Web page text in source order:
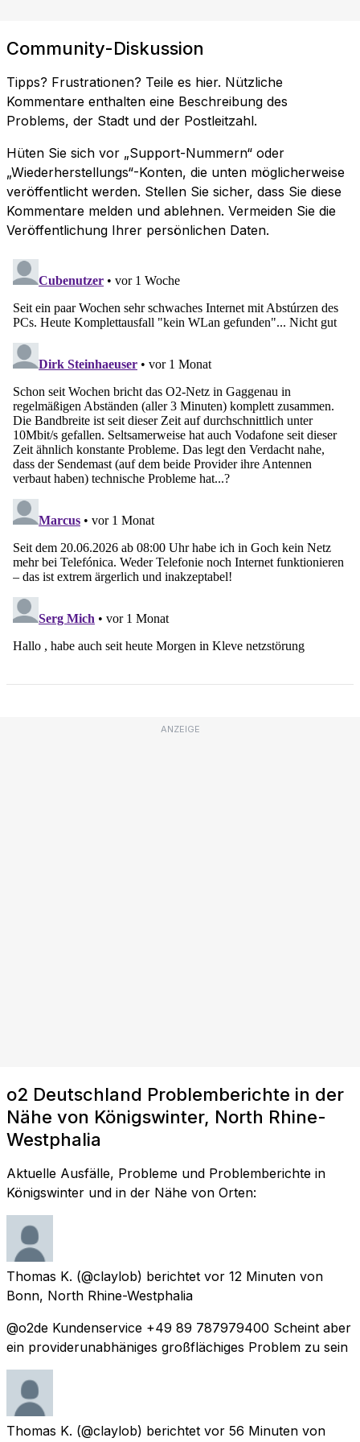
Community-Diskussion
Tipps? Frustrationen? Teile es hier. Nützliche
Kommentare enthalten eine Beschreibung des
Problems, der Stadt und der Postleitzahl.
Hüten Sie sich vor „Support-Nummern“ oder
„Wiederherstellungs“-Konten, die unten möglicherweise
veröffentlicht werden. Stellen Sie sicher, dass Sie diese
Kommentare melden und ablehnen. Vermeiden Sie die
Veröffentlichung Ihrer persönlichen Daten.
ANZEIGE
o2 Deutschland Problemberichte in der
Nähe von Königswinter, North Rhine-
Westphalia
Aktuelle Ausfälle, Probleme und Problemberichte in
Königswinter und in der Nähe von Orten:
Thomas K. (@claylob) berichtet vor 12 Minuten von
Bonn, North Rhine-Westphalia
@o2de Kundenservice +49 89 787979400 Scheint aber
ein providerunabhäniges großflächiges Problem zu sein
Thomas K. (@claylob) berichtet vor 56 Minuten von